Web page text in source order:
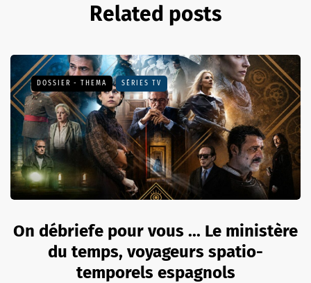
Related posts
DOSSIER - THEMA SÉRIES TV
On débriefe pour vous ... Le ministère
du temps, voyageurs spatio-
temporels espagnols